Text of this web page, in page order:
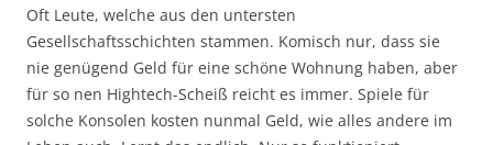
Oft Leute, welche aus den untersten
Gesellschaftsschichten stammen. Komisch nur, dass sie
nie genügend Geld für eine schöne Wohnung haben, aber
für so nen Hightech-Scheiß reicht es immer. Spiele für
solche Konsolen kosten nunmal Geld, wie alles andere im